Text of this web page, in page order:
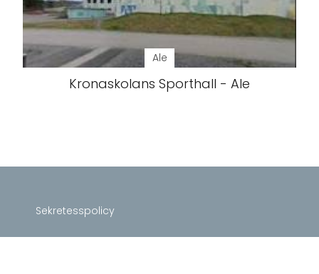
Ale
Kronaskolans Sporthall - Ale
Sekretesspolicy